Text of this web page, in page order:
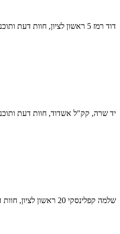
דוד רמז 5 ראשון לציון, חוות דעת ותוכנית הידרולוגית לניהול מי נגר
יד שרה, קק"ל אשדוד, חוות דעת
שלמה קפלינסקי 20 ראשון